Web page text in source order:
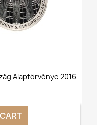
Alaptörvénye 2016